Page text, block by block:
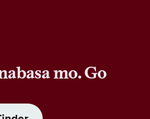
mo. Go